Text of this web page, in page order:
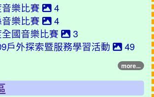
樂比賽
4
樂比賽
4
國音樂比賽
3
戶外探索暨服務學習活動
49
more...